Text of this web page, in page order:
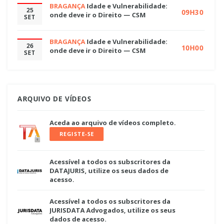
25
SET
BRAGANÇA Idade e Vulnerabilidade:
onde deve ir o Direito — CSM
09H30
26
SET
BRAGANÇA Idade e Vulnerabilidade:
onde deve ir o Direito — CSM
10H00
ARQUIVO DE VÍDEOS
Aceda ao arquivo de vídeos completo.
REGISTE-SE
Acessível a todos os subscritores da
DATAJURIS, utilize os seus dados de
acesso.
Acessível a todos os subscritores da
JURISDATA Advogados, utilize os seus
dados de acesso.